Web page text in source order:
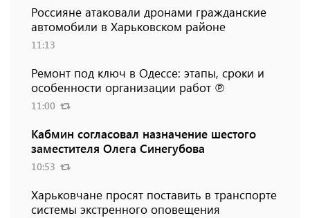
Россияне атаковали дронами гражданские
автомобили в Харьковском районе
11:13
Ремонт под ключ в Одессе: этапы, сроки и
особенности организации работ ℗
11:00
Кабмин согласовал назначение шестого
заместителя Олега Синегубова
10:53
Харьковчане просят поставить в транспорте
системы экстренного оповещения